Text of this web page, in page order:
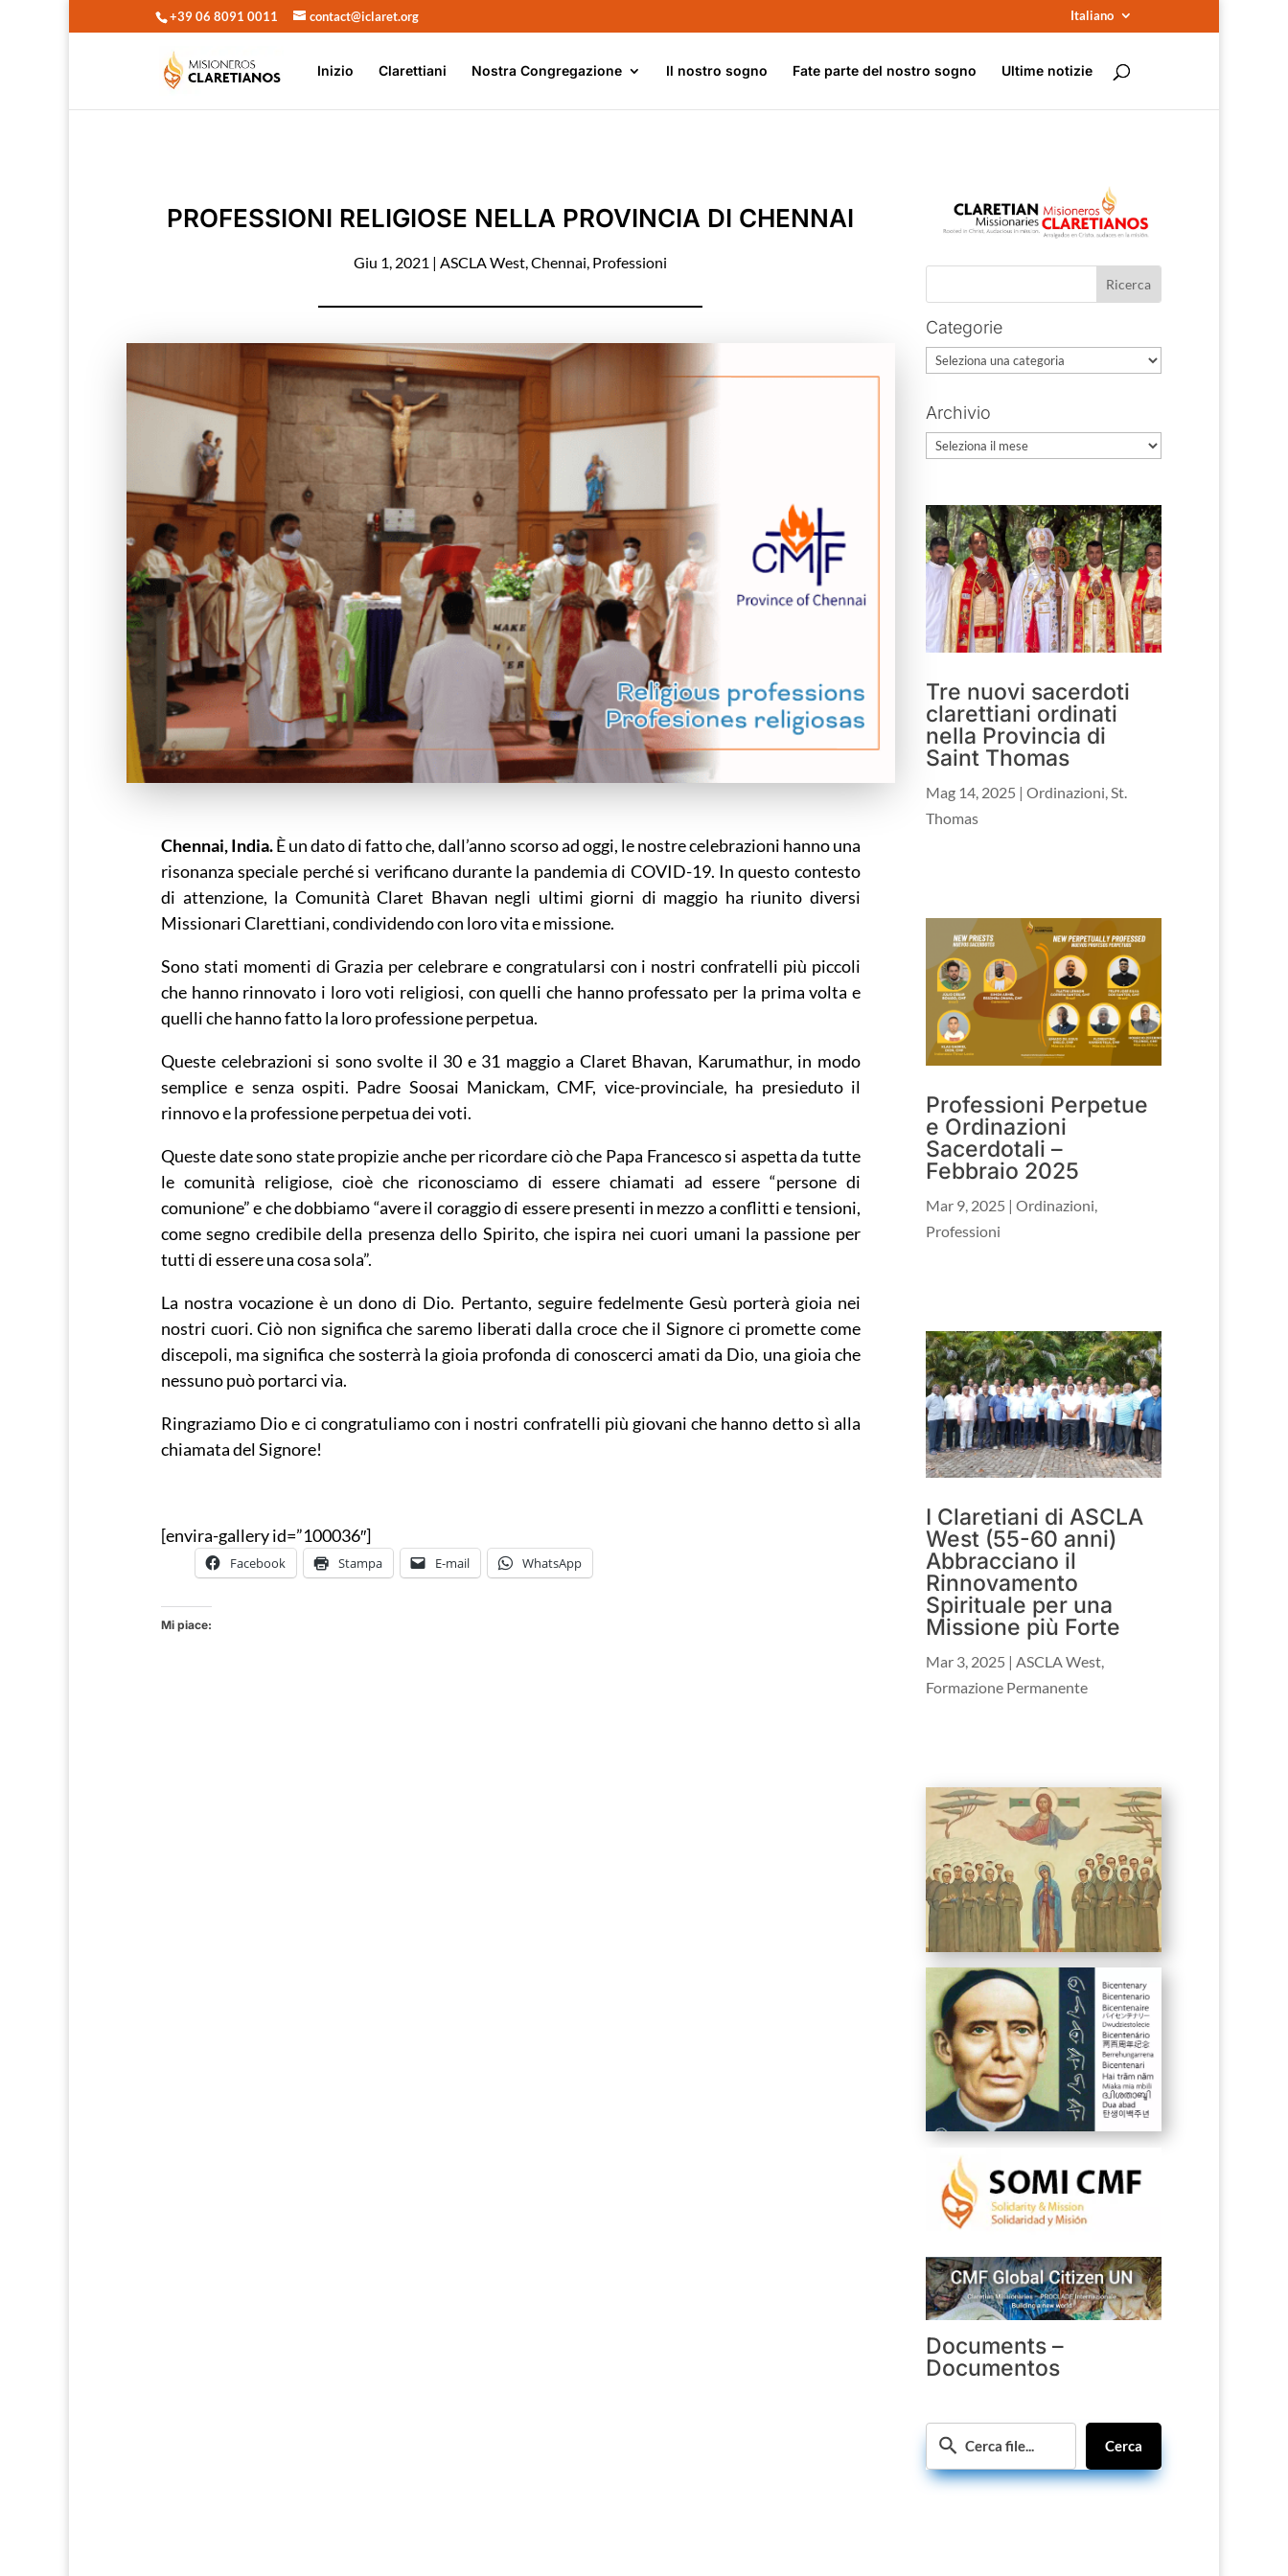
+39 06 8091 0011 contact@iclaret.org Italiano
Inizio Clarettiani Nostra Congregazione Il nostro sogno Fate parte del nostro sogno Ultime notizie
PROFESSIONI RELIGIOSE NELLA PROVINCIA DI CHENNAI
Giu 1, 2021 |ASCLA West,Chennai, Professioni
Chennai, India.È un dato di fatto che, dall’anno scorso ad oggi, le nostre celebrazioni hanno una
risonanza speciale perché si verificano durante la pandemia di COVID-19. In questo contesto
di attenzione, la Comunità Claret Bhavan negli ultimi giorni di maggio ha riunito diversi
Missionari Clarettiani, condividendo con loro vita e missione.
Sono stati momenti di Grazia per celebrare e congratularsi con i nostri confratelli più piccoli
che hanno rinnovato i loro voti religiosi, con quelli che hanno professato per la prima volta e
quelli che hanno fatto la loro professione perpetua.
Queste celebrazioni si sono svolte il 30 e 31 maggio a Claret Bhavan, Karumathur, in modo
semplice e senza ospiti. Padre Soosai Manickam, CMF, vice-provinciale, ha presieduto il
rinnovo e la professione perpetua dei voti.
Queste date sono state propizie anche per ricordare ciò che Papa Francesco si aspetta da tutte
le comunità religiose, cioè che riconosciamo di essere chiamati ad essere “persone di
comunione” e che dobbiamo “avere il coraggio di essere presenti in mezzo a conflitti e tensioni,
come segno credibile della presenza dello Spirito, che ispira nei cuori umani la passione per
tutti di essere una cosa sola”.
La nostra vocazione è un dono di Dio. Pertanto, seguire fedelmente Gesù porterà gioia nei
nostri cuori. Ciò non significa che saremo liberati dalla croce che il Signore ci promette come
discepoli, ma significa che sosterrà la gioia profonda di conoscerci amati da Dio, una gioia che
nessuno può portarci via.
Ringraziamo Dio e ci congratuliamo con i nostri confratelli più giovani che hanno detto sì alla
chiamata del Signore!
[envira-gallery id=”100036″]
Facebook Stampa E-mail WhatsApp
Mi piace:
Categorie
Categorie
Archivio
Archivio
Tre nuovi sacerdoti
clarettiani ordinati
nella Provincia di
Saint Thomas
Mag 14, 2025 |Ordinazioni,St.
Thomas
Professioni Perpetue
e Ordinazioni
Sacerdotali –
Febbraio 2025
Mar 9, 2025 |Ordinazioni
Professioni
I Claretiani di ASCLA
West (55-60 anni)
Abbracciano il
Rinnovamento
Spirituale per una
Missione più Forte
Mar 3, 2025 |ASCLA West,
Formazione Permanente
Documents –
Documentos
Cerca